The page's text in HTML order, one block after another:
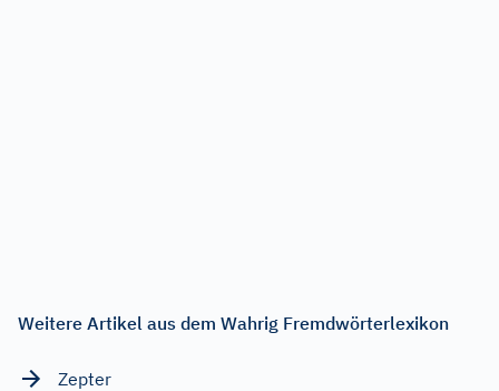
Weitere Artikel aus dem Wahrig Fremdwörterlexikon
Zepter